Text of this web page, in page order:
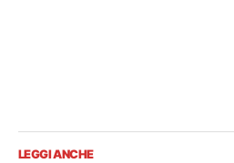
LEGGI ANCHE